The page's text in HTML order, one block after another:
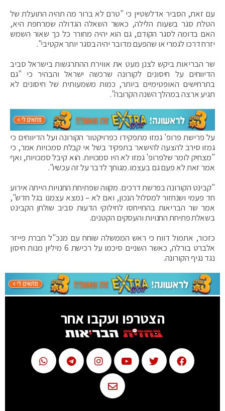
עם זאת, הסביר אדלשטיין כי "טרם לא ברור מה תהיה התועלת של
הטלת סגר בשעות הלילה, כאשר השאלה הגדולה שמרחפת היא,
האם בדומה לסגר הקודם, גם הוא יהיה מחורר כל כך שאור השמש
יזרח דרכו לגמרי או שהפעם מדובר יהיה בסגר יותר אקטיבי".
שר הבריאות ביקש לצנן מעט את אווירת ההתרגשות בישראל סביב
הדיווחים על חיסונים לקורונה שרכשה ישראל והבהיר כי "גם
בתרחישים האופטימיים ביותר, כמות משמעותית של חיסונים לא
תגיע ארצה במהלך השנה הקרובה".
על פרישת פרופ' גמזו מתפקידו כפרויקטור הקורונה ועל הדיווחים כי
גמזו סירב להצעה להישאר בתפקיד בשל אי קבלת סמכויות אמר, כי
"מצחיק לומר שלפרופ' גמזו לא היו סמכויות. הוא קיבל סמכויות, ואף
אמר זאת לא פעם גם בעצמו. מגוחך לדבר על זה עכשיו".
"קבינט הקורונה בפרשת דרכים. מקווה שפתיחת החנויות הייתה אירוע
חד פעמי ושנחזור למסלול הנכון, ואם לא – נמצא עצמנו בגל חדש",
אמר שר הבריאות בהתייחסו לחילוקי הדעות סביב שולחן הקבינט
בשאלת פתיחת החנויות והעסקים הקטנים.
כזכור, אתמול דווח כי ראש הממשלה שוחח עם מנכ"ל חברת פייזר
אלברט בורלה, כאשר השניים סיכמו על רכישת 6 מיליון מנות חיסון
נגד נגיף הקורונה.
הצטרפו ועקבו אחר